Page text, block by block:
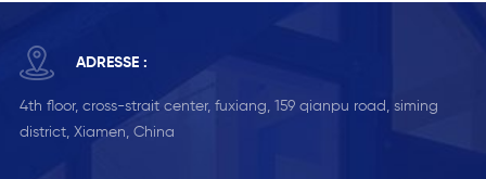
ADRESSE :
4th floor, cross-strait center, fuxiang, 159 qianpu road, siming
district, Xiamen, China